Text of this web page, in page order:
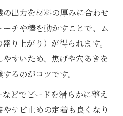
出力を材料の厚みに合わせ
チや棒を動かすことで、ム
り上がり）が得られます。
すいため、焦げや穴あきを
るのがコツです。
どでビードを滑らかに整え
サビ止めの定着も良くなり